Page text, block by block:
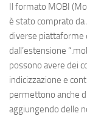
Il formato MOBI
è stato comprato
diverse piattaforme
dall’estensione
possono avere dei
indicizzazione e
permettono anche
aggiungendo delle